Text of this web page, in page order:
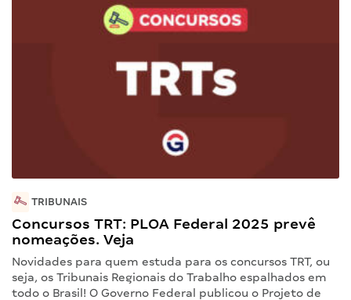
TRIBUNAIS
Concursos TRT: PLOA Federal 2025 prevê
nomeações. Veja
Novidades para quem estuda para os concursos TRT, ou
seja, os Tribunais Regionais do Trabalho espalhados em
todo o Brasil! O Governo Federal publicou o Projeto de